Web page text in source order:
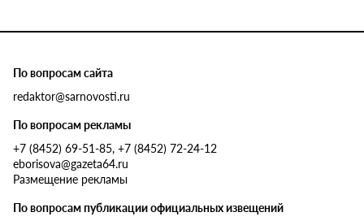
По вопросам сайта
redaktor@sarnovosti.ru
По вопросам рекламы
+7 (8452) 69-51-85, +7 (8452) 72-24-12
eborisova@gazeta64.ru
Размещение рекламы
По вопросам публикации официальных извещений